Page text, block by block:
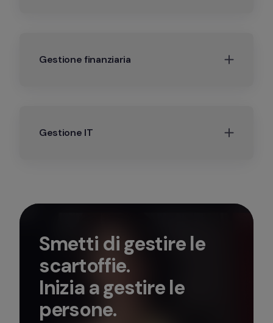
Gestione finanziaria
Gestione IT
Smetti di gestire le
scartoffie.
Inizia a gestire le
persone.